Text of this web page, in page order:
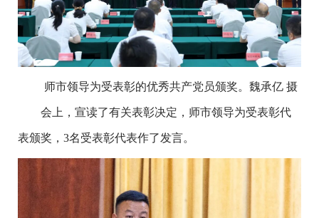
师市领导为受表彰的优秀共产党员颁奖。魏承亿 摄
会上，宣读了有关表彰决定，师市领导为受表彰代
表颁奖，3名受表彰代表作了发言。